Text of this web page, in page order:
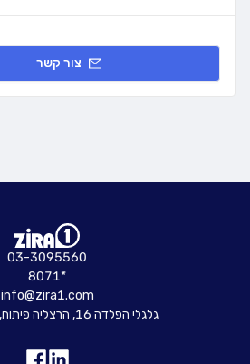
צור קשר
03-3095560
8071*
info@zira1.com
גלגלי הפלדה 16, הרצליה פיתוח, מבני תל-עד